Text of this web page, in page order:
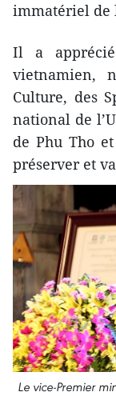
immatériel de
Il a
vietnamien,
Culture, des
national de
de Phu Tho
préserver et
Le vice-​Premier